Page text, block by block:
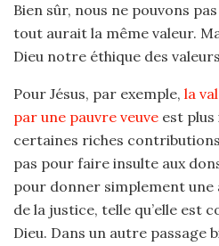
Bien sûr, nous ne pouvons
tout aurait la même valeur.
Dieu notre éthique des
Pour Jésus, par exemple, la
par une pauvre veuve est
certaines riches
pas pour faire insulte aux
pour donner simplement
de la justice, telle qu’elle est
Dieu. Dans un autre passage